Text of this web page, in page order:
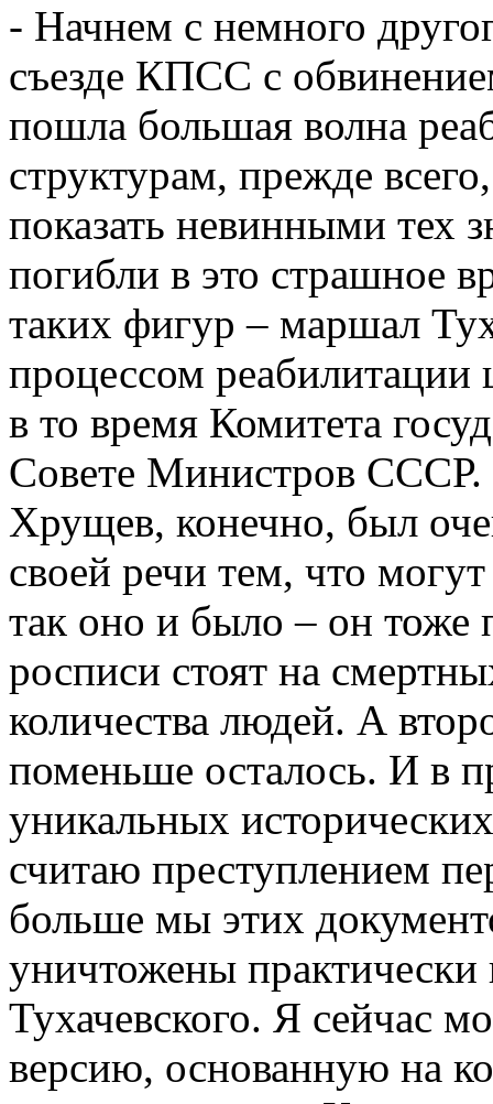
- Начнем с немного
съезде КПСС с
пошла большая волна
структурам, прежде
показать невинными тех
погибли в это страшное
таких фигур – маршал
процессом реабилитации
в то время Комитета
Совете Министров
Хрущев, конечно, был
своей речи тем, что
так оно и было – он тоже
росписи стоят на
количества людей. А
поменьше осталось. И в
уникальных
считаю преступлением
больше мы этих
уничтожены практически
Тухачевского. Я сейчас
версию, основанную на